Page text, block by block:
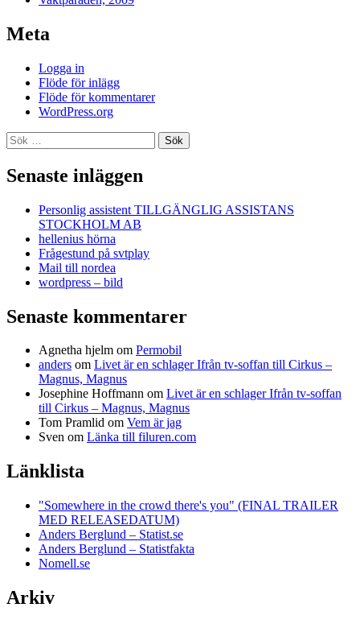
Meta
Logga in
Flöde för inlägg
Flöde för kommentarer
WordPress.org
Sök
efter:
Senaste inläggen
Personlig assistent TILLGÄNGLIG ASSISTANS
STOCKHOLM AB
hellenius hörna
Frågestund på svtplay
Mail till nordea
wordpress – bild
Senaste kommentarer
Agnetha hjelm om Permobil
anders om Livet är en schlager Ifrån tv-soffan till Cirkus –
Magnus, Magnus
Josephine Hoffmann om Livet är en schlager Ifrån tv-soffan
till Cirkus – Magnus, Magnus
Tom Pramlid om Vem är jag
Sven om Länka till filuren.com
Länklista
"Somewhere in the crowd there's you" (FINAL TRAILER
MED RELEASEDATUM)
Anders Berglund – Statist.se
Anders Berglund – Statistfakta
Nomell.se
Arkiv